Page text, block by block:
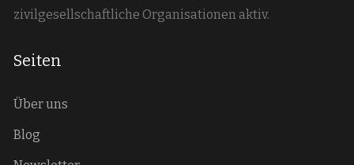
zivilgesellschaftliche Organisationen aktiv.
Seiten
Über uns
Blog